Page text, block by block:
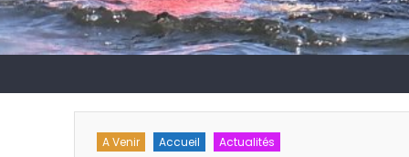
A Venir Accueil Actualités